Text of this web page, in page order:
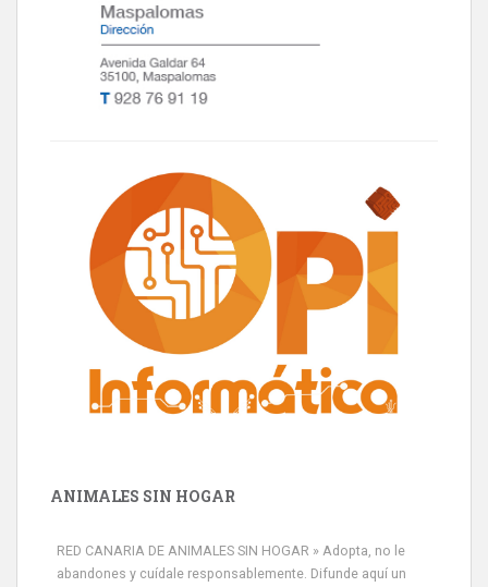
ANIMALES SIN HOGAR
RED CANARIA DE ANIMALES SIN HOGAR » Adopta, no le
abandones y cuídale responsablemente. Difunde aquí un